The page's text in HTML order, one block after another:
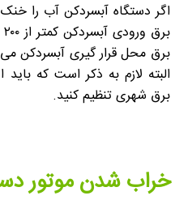
اگر دستگاه آبسردکن آب را
برق محل قرار گیری آبسردکن می
البته لازم به ذکر است که باید
برق شهری تنظیم کنید.
خراب شدن موتور